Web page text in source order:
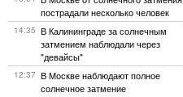
пострадали несколько человек
14:35 В Калининграде за солнечным
затмением наблюдали через
"девайсы"
12:37 В Москве наблюдают полное
солнечное затмение